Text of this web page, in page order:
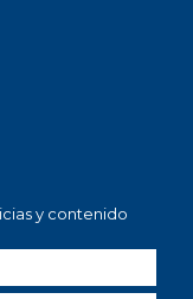
y contenido